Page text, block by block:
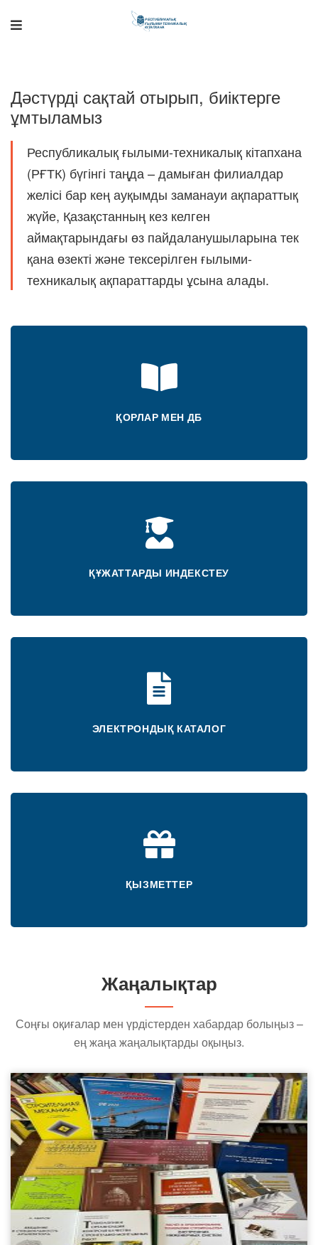
Дәстүрді сақтай отырып, биіктерге
ұмтыламыз
Республикалық ғылыми-техникалық кітапхана
(РҒТК) бүгінгі таңда – дамыған филиалдар
желісі бар кең ауқымды заманауи ақпараттық
жүйе, Қазақстанның кез келген
аймақтарындағы өз пайдаланушыларына тек
қана өзекті және тексерілген ғылыми-
техникалық ақпараттарды ұсына алады.
ҚОРЛАР МЕН ДБ
ҚҰЖАТТАРДЫ ИНДЕКСТЕУ
ЭЛЕКТРОНДЫҚ КАТАЛОГ
ҚЫЗМЕТТЕР
Жаңалықтар
Соңғы оқиғалар мен үрдістерден хабардар болыңыз –
ең жаңа жаңалықтарды оқыңыз.
Поддержка РНТБ
RU